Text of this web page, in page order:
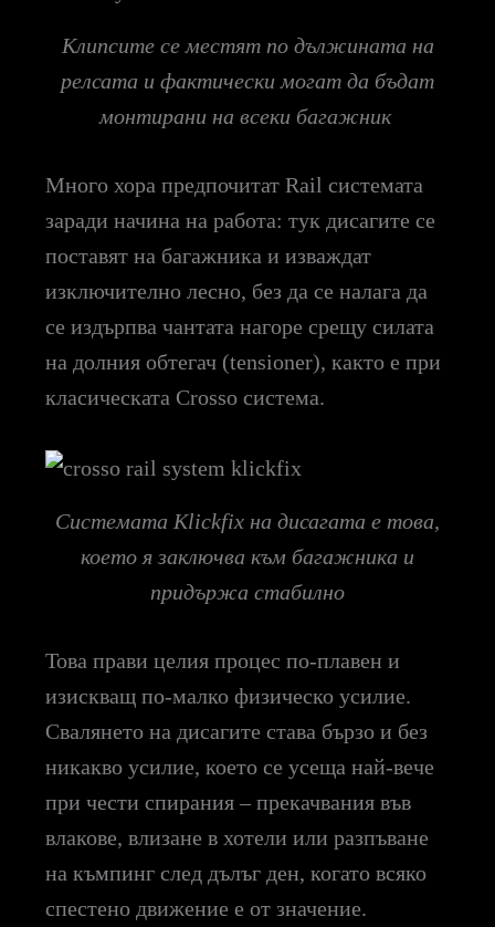
Клипсите се местят по дължината на
релсата и фактически могат да бъдат
монтирани на всеки багажник
Много хора предпочитат Rail системата
заради начина на работа: тук дисагите се
поставят на багажника и изваждат
изключително лесно, без да се налага да
се издърпва чантата нагоре срещу силата
на долния обтегач (tensioner), както е при
класическата Crosso система.
Системата Klickfix на дисагата е това,
което я заключва към багажника и
придържа стабилно
Това прави целия процес по-плавен и
изискващ по-малко физическо усилие.
Свалянето на дисагите става бързо и без
никакво усилие, което се усеща най-вече
при чести спирания – прекачвания във
влакове, влизане в хотели или разпъване
на къмпинг след дълъг ден, когато всяко
спестено движение е от значение.